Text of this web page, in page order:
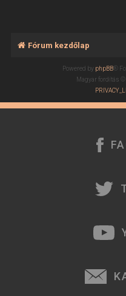
Fórum kezdőlap
Powered by phpBB®
Magyar fordítás ©